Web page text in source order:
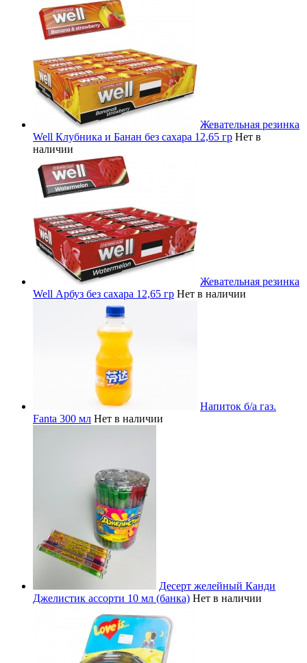
Жевательная резинка
Well Клубника и Банан без сахара 12,65 гр Нет в
наличии
Жевательная резинка
Well Арбуз без сахара 12,65 гр Нет в наличии
Напиток б/а газ.
Fanta 300 мл Нет в наличии
Десерт желейный Канди
Джелистик ассорти 10 мл (банка) Нет в наличии